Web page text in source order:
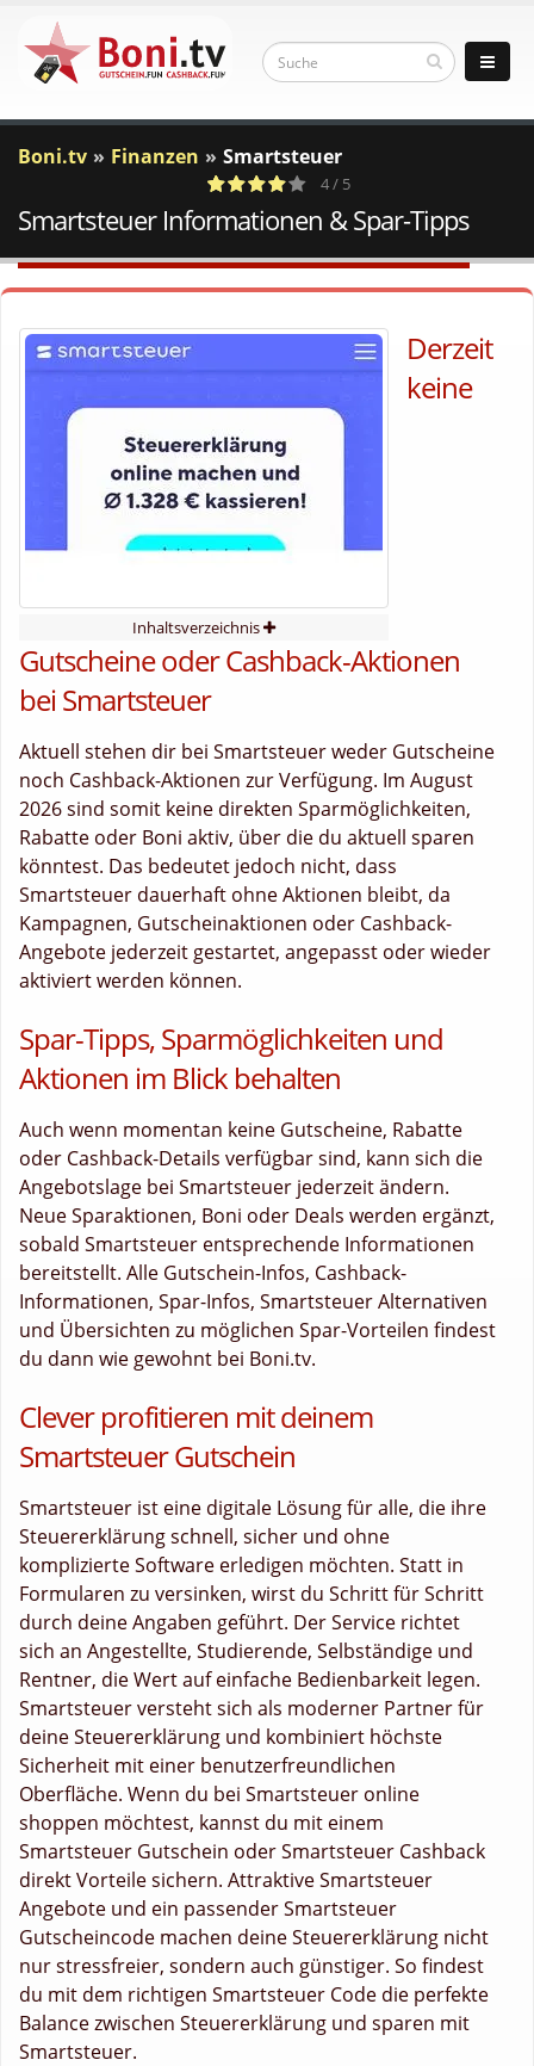
Boni.tv Finanzen Smartsteuer
a
c
4 Votes
4 / 5
Smartsteuer Informationen & Spar-Tipps
Inhaltsverzeichnis
Derzeit
keine
Gutscheine oder Cashback-Aktionen
bei Smartsteuer
Aktuell stehen dir bei Smartsteuer weder Gutscheine
noch Cashback-Aktionen zur Verfügung. Im August
2026 sind somit keine direkten Sparmöglichkeiten,
Rabatte oder Boni aktiv, über die du aktuell sparen
könntest. Das bedeutet jedoch nicht, dass
Smartsteuer dauerhaft ohne Aktionen bleibt, da
Kampagnen, Gutscheinaktionen oder Cashback-
Angebote jederzeit gestartet, angepasst oder wieder
aktiviert werden können.
Spar-Tipps, Sparmöglichkeiten und
Aktionen im Blick behalten
Auch wenn momentan keine Gutscheine, Rabatte
oder Cashback-Details verfügbar sind, kann sich die
Angebotslage bei Smartsteuer jederzeit ändern.
Neue Sparaktionen, Boni oder Deals werden ergänzt,
sobald Smartsteuer entsprechende Informationen
bereitstellt. Alle Gutschein-Infos, Cashback-
Informationen, Spar-Infos, Smartsteuer Alternativen
und Übersichten zu möglichen Spar-Vorteilen findest
du dann wie gewohnt bei Boni.tv.
Clever profitieren mit deinem
Smartsteuer Gutschein
Smartsteuer ist eine digitale Lösung für alle, die ihre
Steuererklärung schnell, sicher und ohne
komplizierte Software erledigen möchten. Statt in
Formularen zu versinken, wirst du Schritt für Schritt
durch deine Angaben geführt. Der Service richtet
sich an Angestellte, Studierende, Selbständige und
Rentner, die Wert auf einfache Bedienbarkeit legen.
Smartsteuer versteht sich als moderner Partner für
deine Steuererklärung und kombiniert höchste
Sicherheit mit einer benutzerfreundlichen
Oberfläche. Wenn du bei Smartsteuer online
shoppen möchtest, kannst du mit einem
Smartsteuer Gutschein oder Smartsteuer Cashback
direkt Vorteile sichern. Attraktive Smartsteuer
Angebote und ein passender Smartsteuer
Gutscheincode machen deine Steuererklärung nicht
nur stressfreier, sondern auch günstiger. So findest
du mit dem richtigen Smartsteuer Code die perfekte
Balance zwischen Steuererklärung und sparen mit
Smartsteuer.